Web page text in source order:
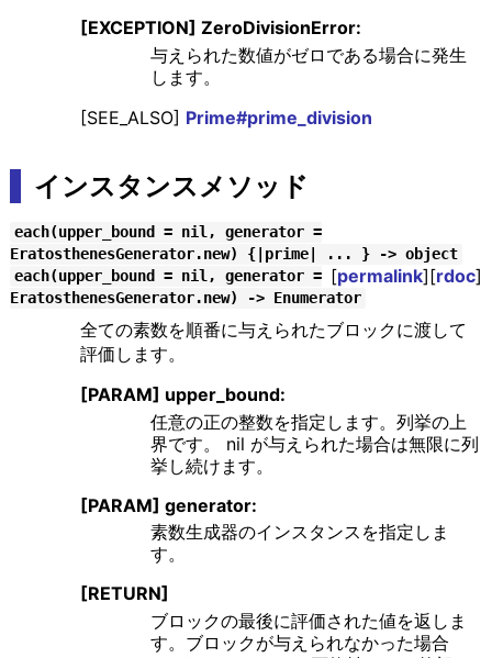
[EXCEPTION] ZeroDivisionError:
与えられた数値がゼロである場合に発生
します。
[SEE_ALSO] Prime#prime_division
インスタンスメソッド
each(upper_bound = nil, generator =
EratosthenesGenerator.new) {|prime| ... } -> object
[permalink][rdoc]
each(upper_bound = nil, generator =
EratosthenesGenerator.new) -> Enumerator
全ての素数を順番に与えられたブロックに渡して
評価します。
[PARAM] upper_bound:
任意の正の整数を指定します。列挙の上
界です。 nil が与えられた場合は無限に列
挙し続けます。
[PARAM] generator:
素数生成器のインスタンスを指定しま
す。
[RETURN]
ブロックの最後に評価された値を返しま
す。ブロックが与えられなかった場合